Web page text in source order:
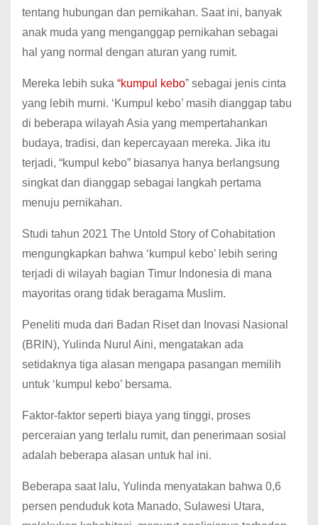
tentang hubungan dan pernikahan. Saat ini, banyak
anak muda yang menganggap pernikahan sebagai
hal yang normal dengan aturan yang rumit.
Mereka lebih suka “kumpul kebo” sebagai jenis cinta
yang lebih murni. ‘Kumpul kebo’ masih dianggap tabu
di beberapa wilayah Asia yang mempertahankan
budaya, tradisi, dan kepercayaan mereka. Jika itu
terjadi, “kumpul kebo” biasanya hanya berlangsung
singkat dan dianggap sebagai langkah pertama
menuju pernikahan.
Studi tahun 2021 The Untold Story of Cohabitation
mengungkapkan bahwa ‘kumpul kebo’ lebih sering
terjadi di wilayah bagian Timur Indonesia di mana
mayoritas orang tidak beragama Muslim.
Peneliti muda dari Badan Riset dan Inovasi Nasional
(BRIN), Yulinda Nurul Aini, mengatakan ada
setidaknya tiga alasan mengapa pasangan memilih
untuk ‘kumpul kebo’ bersama.
Faktor-faktor seperti biaya yang tinggi, proses
perceraian yang terlalu rumit, dan penerimaan sosial
adalah beberapa alasan untuk hal ini.
Beberapa saat lalu, Yulinda menyatakan bahwa 0,6
persen penduduk kota Manado, Sulawesi Utara,